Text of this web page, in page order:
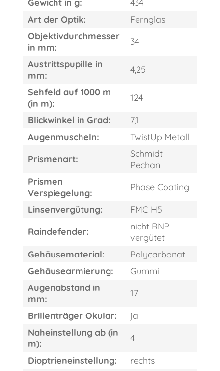
Gewicht in g:
434
Art der Optik:
Fernglas
Objektivdurchmesser
in mm:
34
Austrittspupille in
mm:
4,25
Sehfeld auf 1000 m
(in m):
124
Blickwinkel in Grad:
7,1
Augenmuscheln:
TwistUp Metall
Prismenart:
Schmidt
Pechan
Prismen
Verspiegelung:
Phase Coating
Linsenvergütung:
FMC H5
Raindefender:
nicht RNP
vergütet
Gehäusematerial:
Polycarbonat
Gehäusearmierung:
Gummi
Augenabstand in
mm:
17
Brillenträger Okular:
ja
Naheinstellung ab (in
m):
4
Dioptrieneinstellung:
rechts